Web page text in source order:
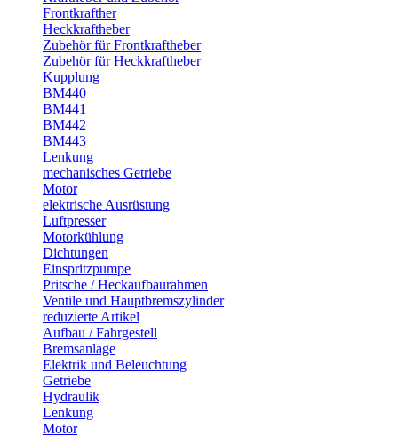
Frontkrafther
Heckkraftheber
Zubehör für Frontkraftheber
Zubehör für Heckkraftheber
Kupplung
BM440
BM441
BM442
BM443
Lenkung
mechanisches Getriebe
Motor
elektrische Ausrüstung
Luftpresser
Motorkühlung
Dichtungen
Einspritzpumpe
Pritsche / Heckaufbaurahmen
Ventile und Hauptbremszylinder
reduzierte Artikel
Aufbau / Fahrgestell
Bremsanlage
Elektrik und Beleuchtung
Getriebe
Hydraulik
Lenkung
Motor